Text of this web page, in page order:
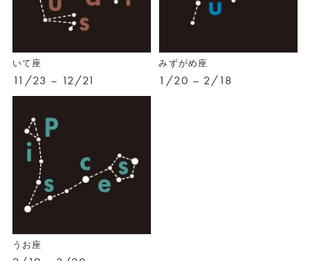
いて座
11/23 – 12/21
みずがめ座
1/20 – 2/18
うお座